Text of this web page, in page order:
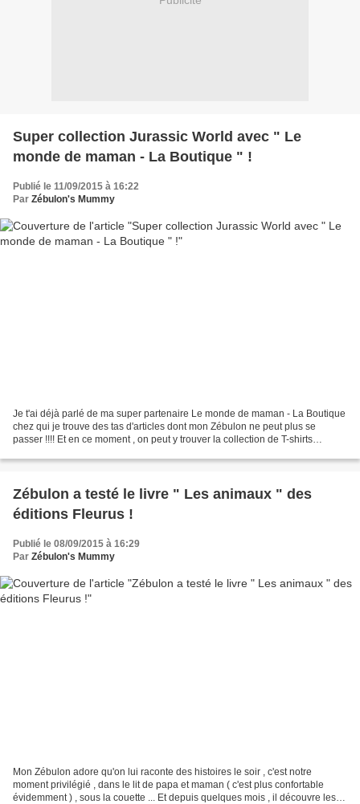
Super collection Jurassic World avec " Le
monde de maman - La Boutique " !
Publié le 11/09/2015 à 16:22
Par Zébulon's Mummy
Je t'ai déjà parlé de ma super partenaire Le monde de maman - La Boutique
chez qui je trouve des tas d'articles dont mon Zébulon ne peut plus se
passer !!!! Et en ce moment , on peut y trouver la collection de T-shirts
Zébulon a testé le livre " Les animaux " des
éditions Fleurus !
Publié le 08/09/2015 à 16:29
Par Zébulon's Mummy
Mon Zébulon adore qu'on lui raconte des histoires le soir , c'est notre
moment privilégié , dans le lit de papa et maman ( c'est plus confortable
évidemment ) , sous la couette ... Et depuis quelques mois , il découvre les